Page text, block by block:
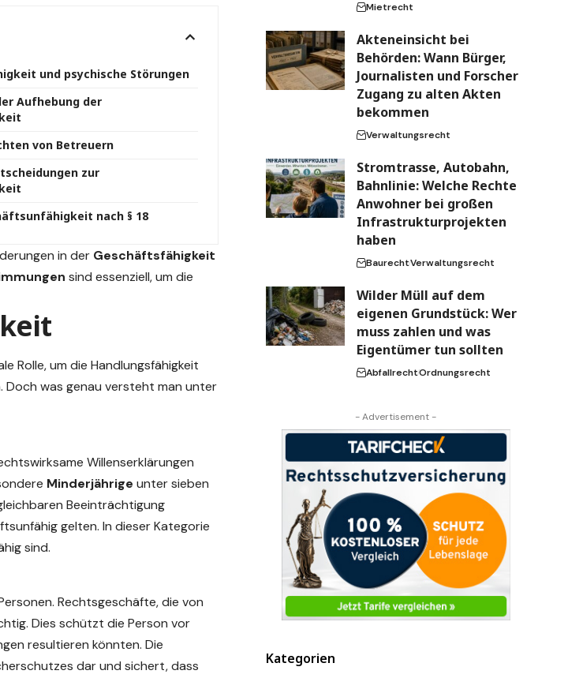
und psychische Störungen
Aufhebung der
von Betreuern
zur
nach § 18
in der Geschäftsfähigkeit
sind essenziell, um die
Rolle, um die Handlungsfähigkeit
Doch was genau versteht man unter
Willenserklärungen
Minderjährige unter sieben
Beeinträchtigung
gelten. In dieser Kategorie
sind.
Rechtsgeschäfte, die von
Dies schützt die Person vor
resultieren könnten. Die
dar und sichert, dass
Mietrecht
Akteneinsicht bei
Behörden: Wann Bürger,
Journalisten und Forscher
Zugang zu alten Akten
bekommen
Verwaltungsrecht
Stromtrasse, Autobahn,
Bahnlinie: Welche Rechte
Anwohner bei großen
Infrastrukturprojekten
haben
BaurechtVerwaltungsrecht
Wilder Müll auf dem
eigenen Grundstück: Wer
muss zahlen und was
Eigentümer tun sollten
AbfallrechtOrdnungsrecht
- Advertisement -
Kategorien